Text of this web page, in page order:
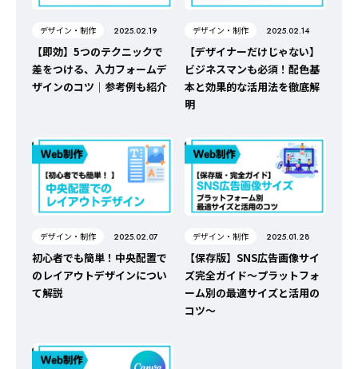
デザイン・制作 2025.02.19
【即効】5つのテクニックで
差をつける、入力フォームデ
ザインのコツ｜参考例も紹介
デザイン・制作 2025.02.14
【デザイナーだけじゃない】
ビジネスマンも必須！配色基
本と効果的な活用法を徹底解
明
デザイン・制作 2025.02.07
初心者でも簡単！中央配置で
のレイアウトデザインについ
て解説
デザイン・制作 2025.01.28
【保存版】SNS広告画像サイ
ズ完全ガイド～プラットフォ
ーム別の最適サイズと活用の
コツ～